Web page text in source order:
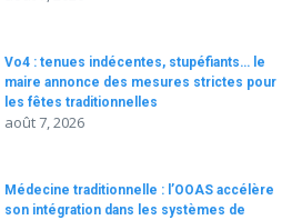
Vo4 : tenues indécentes, stupéfiants… le
maire annonce des mesures strictes pour
les fêtes traditionnelles
août 7, 2026
Médecine traditionnelle : l’OOAS accélère
son intégration dans les systèmes de